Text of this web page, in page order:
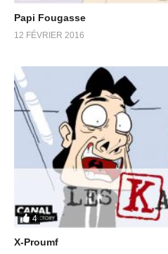
Papi Fougasse
12 FÉVRIER 2016
4
X-Proumf